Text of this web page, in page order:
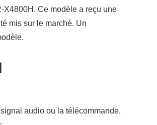
X4800H. Ce modèle a reçu une
mis sur le marché. Un
audio ou la télécommande.